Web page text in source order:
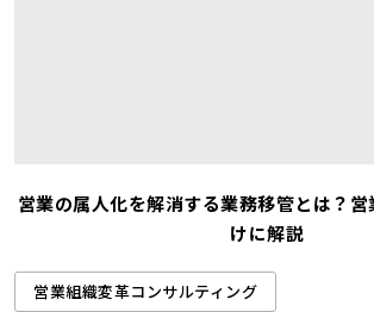
営業の属人化を解消する業務移管とは？
けに解説
営業組織変革コンサルティング